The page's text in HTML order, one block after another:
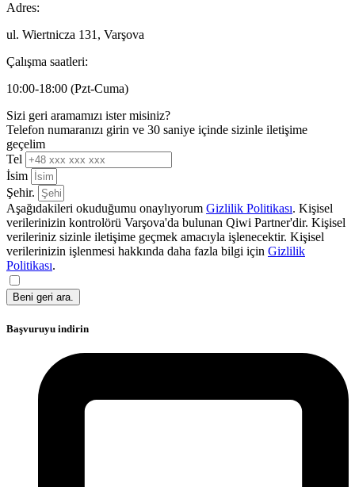
Adres:
ul. Wiertnicza 131, Varşova
Çalışma saatleri:
10:00-18:00 (Pzt-Cuma)
Sizi geri aramamızı ister misiniz?
Telefon numaranızı girin ve 30 saniye içinde sizinle iletişime
geçelim
Tel
İsim
Şehir.
Aşağıdakileri okuduğumu onaylıyorum Gizlilik Politikası. Kişisel
verilerinizin kontrolörü Varşova'da bulunan Qiwi Partner'dir. Kişisel
verileriniz sizinle iletişime geçmek amacıyla işlenecektir. Kişisel
verilerinizin işlenmesi hakkında daha fazla bilgi için Gizlilik
Politikası.
Beni geri ara.
Başvuruyu indirin